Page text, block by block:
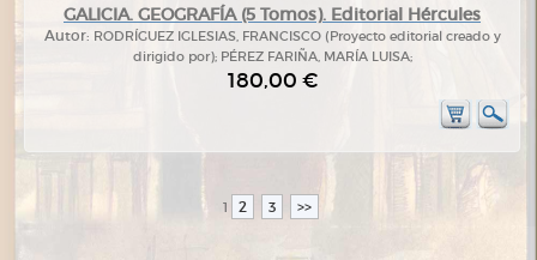
GALICIA. GEOGRAFÍA (5 Tomos). Editorial Hércules
Autor: RODRÍGUEZ IGLESIAS, FRANCISCO (Proyecto editorial creado y
dirigido por); PÉREZ FARIÑA, MARÍA LUISA;
180,00 €
1 2 3 >>